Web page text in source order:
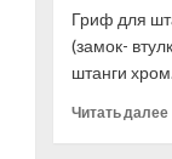
Гриф для
(замок-
штанги
Читать далее